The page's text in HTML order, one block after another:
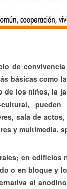
de
básicas como
de los niños, la
pueden
sala de
y multimedia,
en edificios
o en bloque y
al